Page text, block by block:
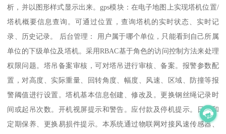
析，并以图形样式显示出来。gps模块：在电子地图上实现塔机位置/
塔机概要信息查询。可通过位置，查询塔机的实时状态、实时记
录、历史记录。 后台管理： 用户属于哪个单位，只能看到自己所属
单位的下级单位及塔机。采用RBAC基于角色的访问控制方法来处理
权限问题。塔吊备案审核，可对塔吊进行审核、备案。报警参数配
置，对高度、实际重量、回转角度、幅度、风速、区域、防撞等报
警阈值进行设置。塔机基本信息创建、修改及。更换钢丝绳记录时
间或起吊次数。开机视屏提示和警告。应付款及停机提示。日常和
定期保养、更换易损件提示。本系统通过物联网对接风速传感器、